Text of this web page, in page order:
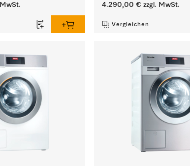
4.290,00 € zzgl. MwSt.
Vergleichen